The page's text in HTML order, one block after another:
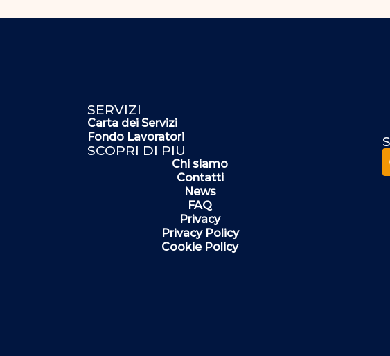
SERVIZI
Carta dei Servizi
Fondo Lavoratori
SCOPRI DI PIU
Chi siamo
Contatti
News
FAQ
Privacy
Privacy Policy
Cookie Policy